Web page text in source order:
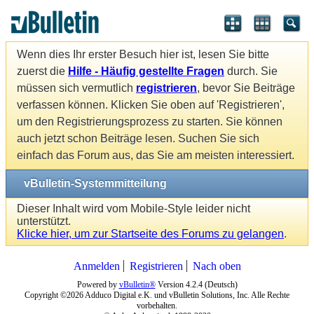
Wenn dies Ihr erster Besuch hier ist, lesen Sie bitte
zuerst die Hilfe - Häufig gestellte Fragen durch. Sie
müssen sich vermutlich registrieren, bevor Sie Beiträge
verfassen können. Klicken Sie oben auf 'Registrieren',
um den Registrierungsprozess zu starten. Sie können
auch jetzt schon Beiträge lesen. Suchen Sie sich
einfach das Forum aus, das Sie am meisten interessiert.
vBulletin-Systemmitteilung
Dieser Inhalt wird vom Mobile-Style leider nicht
unterstützt.
Klicke hier, um zur Startseite des Forums zu gelangen.
Anmelden Registrieren Nach oben
Powered by vBulletin®Version 4.2.4 (Deutsch)
Copyright ©2026 Adduco Digital e.K. und vBulletin Solutions, Inc. Alle Rechte
vorbehalten.